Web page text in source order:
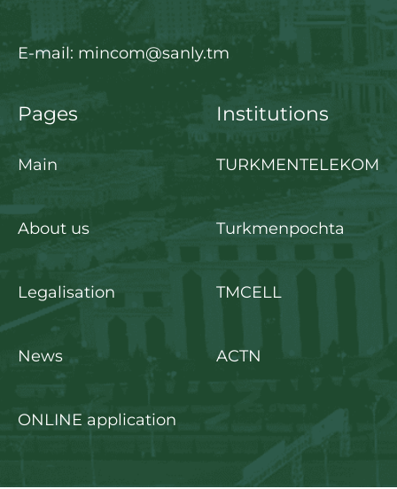
E-mail: mincom@sanly.tm
Pages
Main
About us
Legalisation
News
ONLINE application
Institutions
TURKMENTELEKOM
Turkmenpochta
TMCELL
ACTN